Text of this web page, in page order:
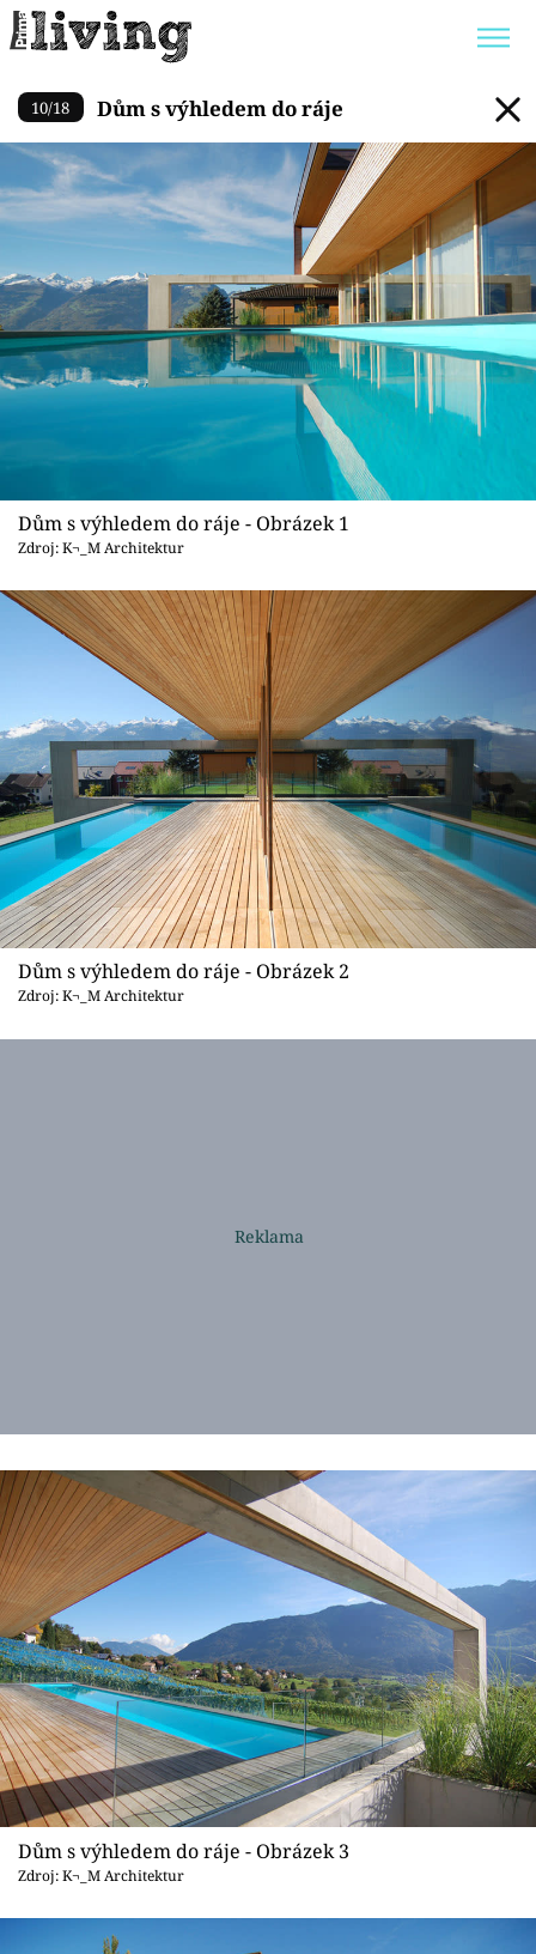
Trendy: JAK UŠETŘIT
POKOJOVÉ KVĚTINY
BYDLENÍ SLAVNÝCH
Témata
Bydlení
Sledujte prima+
Přihlášení
Dům s výhledem do ráje
10/18 Dům s výhledem do ráje
Dům s výhledem do ráje - Obrázek 1
Zdroj: K¬_M Architektur
Dům s výhledem do ráje - Obrázek 2
Zdroj: K¬_M Architektur
Dům s výhledem do ráje - Obrázek 3
Zdroj: K¬_M Architektur